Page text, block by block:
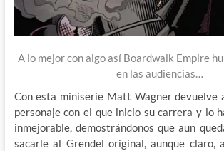
A lo mejor con algo así Boardwalk Empire
en las audiencias…
Con esta miniserie Matt Wagner devuelve
personaje con el que inicio su carrera y lo
inmejorable, demostrándonos que aun
sacarle al Grendel original, aunque claro,